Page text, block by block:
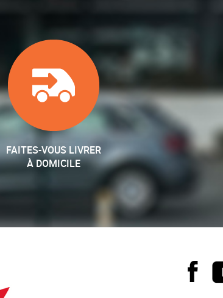
FAITES-VOUS LIVRER
À DOMICILE